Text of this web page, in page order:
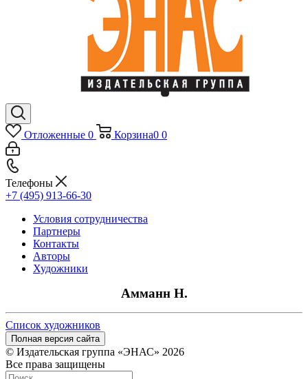
Отложенные 0 Корзина0 0
Телефоны
+7 (495) 913-66-30
Условия сотрудничества
Партнеры
Контакты
Авторы
Художники
Амманн Н.
Список художников
Полная версия сайта
© Издательская группа «ЭНАС» 2026
Все права защищены